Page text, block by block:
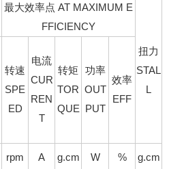
最大效率点 AT MAXIMUM E
FFICIENCY
扭力
STAL
L
转速
SPE
ED
电流
CUR
REN
T
转矩
TOR
QUE
功率
OUT
PUT
效率
EFF
rpm A g.cm W % g.cm